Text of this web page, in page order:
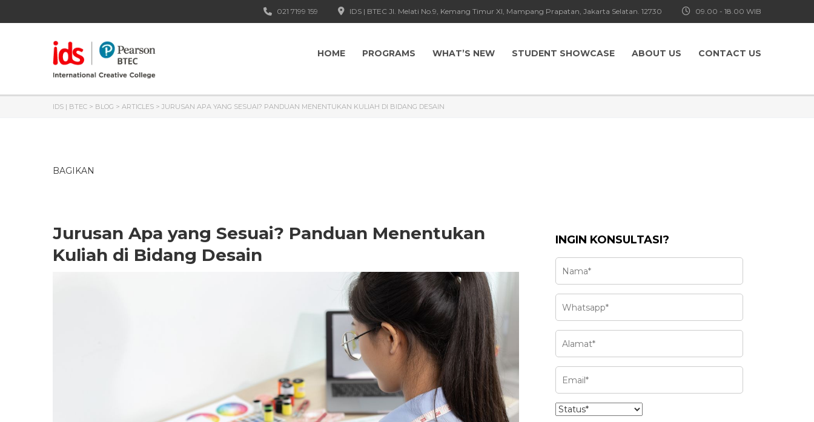
09.00 - 18.00 WIB
IDS | BTEC Jl. Melati No.9, Kemang Timur XI, Mampang Prapatan, Jakarta Selatan. 12730
021 7199 159
HOME PROGRAMS WHAT’S NEW STUDENT SHOWCASE ABOUT US CONTACT US
IDS | BTEC > BLOG > ARTICLES > JURUSAN APA YANG SESUAI? PANDUAN MENENTUKAN KULIAH DI BIDANG DESAIN
BAGIKAN
Jurusan Apa yang Sesuai? Panduan Menentukan
Kuliah di Bidang Desain
INGIN KONSULTASI?